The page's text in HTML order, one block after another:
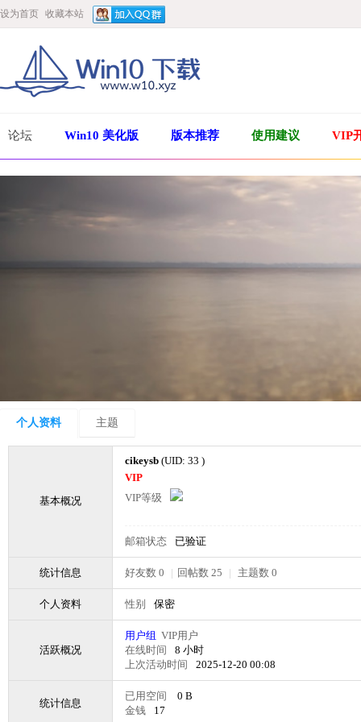
设为首页 收藏本站
论坛 Win10 美化版 版本推荐 使用建议 VIP
个人资料 主题
基本概况
cikeysb (UID: 33 )
VIP
VIP等级
邮箱状态 已验证
统计信息 好友数 0 | 回帖数 25 | 主题数 0
个人资料 性别 保密
活跃概况
用户组 VIP用户
在线时间
8 小时
上次活动时间
2025-12-20 00:08
统计信息
已用空间
0 B
金钱
17